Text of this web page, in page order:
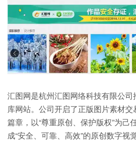
汇图网是杭州汇图网络科技有限公
库网站。公司开启了正版图片素材
篇章，以“尊重原创、保护版权”为己
成“安全、可靠、高效”的原创数字视